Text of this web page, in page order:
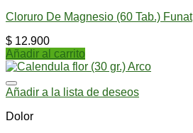
Cloruro De Magnesio (60 Tab.) Funat
$ 12.900
Añadir al carrito
Añadir a la lista de deseos
Dolor